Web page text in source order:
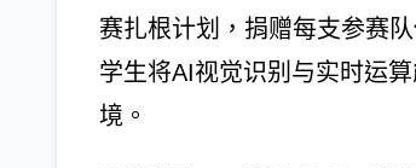
赛扎根计划，捐赠每支参赛
学生将AI视觉识别与实时运
境。